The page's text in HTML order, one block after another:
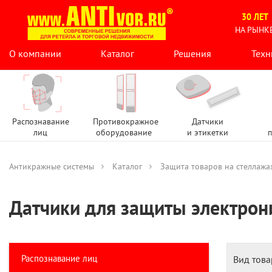
30 ЛЕТ
НА
О компании
Каталог Решения
Распознавание
лиц
Противокражное
оборудование
Датчики
и этикетки
Антикражные системы Каталог Защита товаров на
Датчики для защиты
Распознавание лиц Вид